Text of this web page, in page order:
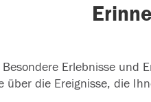
Besondere Erlebnisse und
über die Ereignisse, die